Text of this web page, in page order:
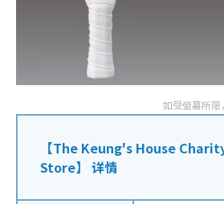
【The Keung's House
Store】 详情